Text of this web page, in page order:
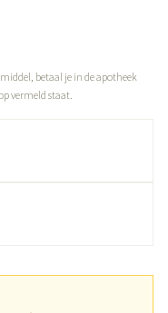
betaal je in de apotheek
vermeld staat.